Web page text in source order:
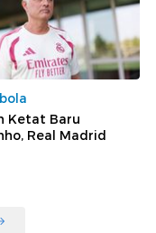
Ketat Baru
Real Madrid